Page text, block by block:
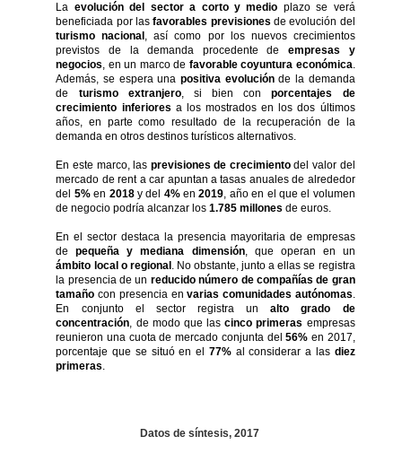
La evolución del sector a corto y medio plazo se verá
beneficiada por lasfavorables previsiones de evolución del
turismo nacional , así como por los nuevos crecimientos
previstos de la demanda procedente deempresas y
negocios, en un marco de favorable coyuntura económica.
Además, se espera una positiva evoluciónde la demanda
de turismo extranjero, si bien conporcentajes de
crecimiento inferiores a los mostrados en los dos últimos
años, en parte como resultado de la recuperación de la
demanda en otros destinos turísticos alternativos.
En este marco, las previsiones de crecimientodel valor del
mercado de rent a car apuntan a tasas anuales de alrededor
del 5%en 2018y del 4%en2019, año en el que el volumen
de negocio podría alcanzar los1.785 millones de euros.
En el sector destaca la presencia mayoritaria de empresas
depequeña y mediana dimensión, que operan en un
ámbito local o regional . No obstante, junto a ellas se registra
la presencia de un reducido número de compañías de gran
tamaño con presencia envarias comunidades autónomas.
En conjunto el sector registra unalto grado de
concentración, de modo que lascinco primeras empresas
reunieron una cuota de mercado conjunta del56% en 2017,
porcentaje que se situó en el 77%al considerar a las diez
primeras.
Datos de síntesis, 2017